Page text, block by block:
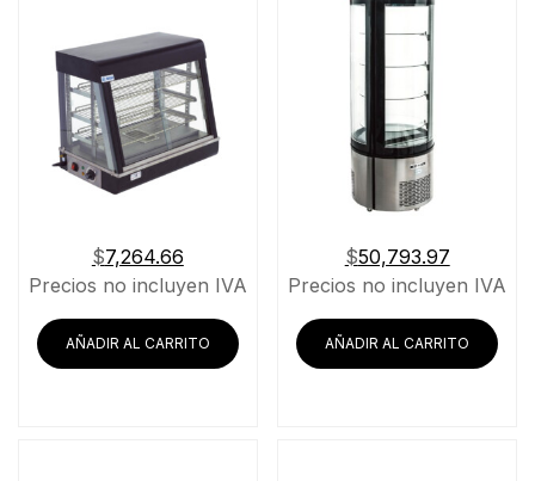
$7,264.66
Precios no incluyen IVA
AÑADIR AL CARRITO
$50,793.97
Precios no incluyen IVA
AÑADIR AL CARRITO